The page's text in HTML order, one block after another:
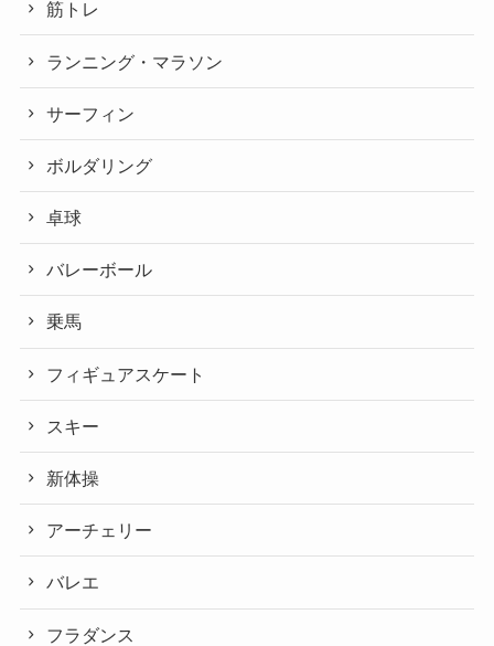
筋トレ
ランニング・マラソン
サーフィン
ボルダリング
卓球
バレーボール
乗馬
フィギュアスケート
スキー
新体操
アーチェリー
バレエ
フラダンス